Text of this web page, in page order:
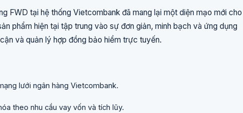
FWD tại hệ thống Vietcombank đã mang lại một diện mạo mới cho
phẩm hiện tại tập trung vào sự đơn giản, minh bạch và ứng dụng
và quản lý hợp đồng bảo hiểm trực tuyến.
lưới ngân hàng Vietcombank.
theo nhu cầu vay vốn và tích lũy.